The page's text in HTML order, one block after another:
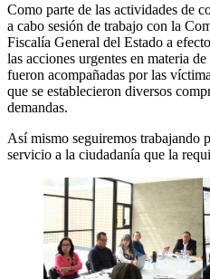
Como parte de las actividades de
a cabo sesión de trabajo con la
Fiscalía General del Estado a
las acciones urgentes en materia
fueron acompañadas por las
que se establecieron diversos
demandas.
Así mismo seguiremos trabajando
servicio a la ciudadanía que la